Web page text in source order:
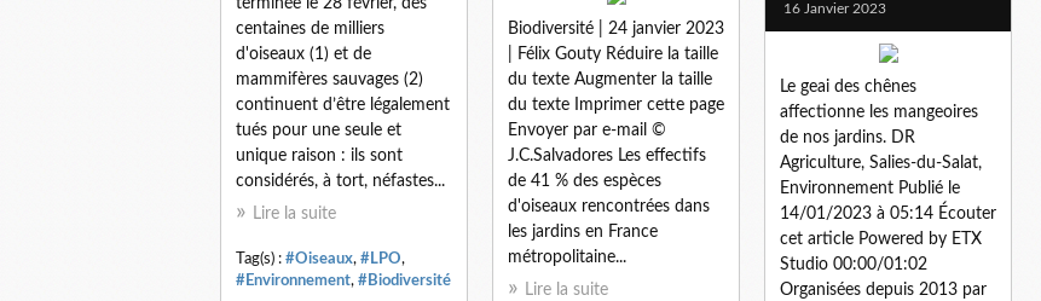
terminée le 28 février, des
centaines de milliers
d'oiseaux (1) et de
mammifères sauvages (2)
continuent d’être légalement
tués pour une seule et
unique raison : ils sont
considérés, à tort, néfastes...
Lire la suite
Tag(s) : #Oiseaux, #LPO,
#Environnement, #Biodiversité
Biodiversité | 24 janvier 2023
| Félix Gouty Réduire la taille
du texte Augmenter la taille
du texte Imprimer cette page
Envoyer par e-mail ©
J.C.Salvadores Les effectifs
de 41 % des espèces
d'oiseaux rencontrées dans
les jardins en France
métropolitaine...
Lire la suite
16 Janvier 2023
Le geai des chênes
affectionne les mangeoires
de nos jardins. DR
Agriculture, Salies-du-Salat,
Environnement Publié le
14/01/2023 à 05:14 Écouter
cet article Powered by ETX
Studio 00:00/01:02
Organisées depuis 2013 par